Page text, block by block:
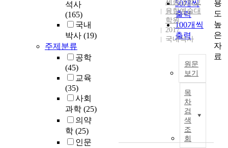
석사
(165)
국내
박사 (19)
주제분류
공학
(45)
교육
(35)
사회
과학 (25)
의약
학 (25)
인문
50개씩
출력
100개씩
출력
세종대학교
융합예술대
학원
2017
국내석사
원문
보기
목
차
검
색
조
회
용
도
높
은
자
료